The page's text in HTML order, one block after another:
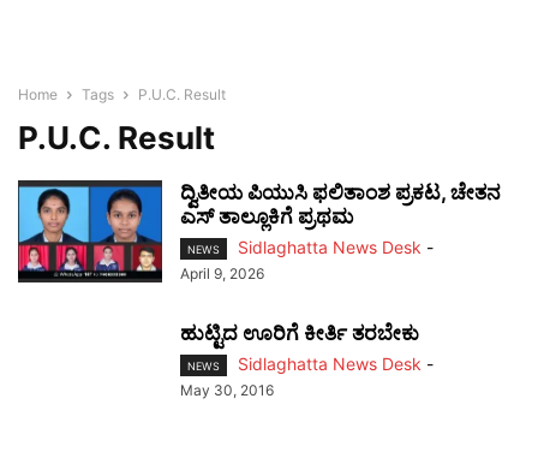
Home Tags P.U.C. Result
P.U.C. Result
ದ್ವಿತೀಯ ಪಿಯುಸಿ ಫಲಿತಾಂಶ ಪ್ರಕಟ, ಚೇತನ
ಎಸ್ ತಾಲ್ಲೂಕಿಗೆ ಪ್ರಥಮ
NEWS Sidlaghatta News Desk -
April 9, 2026
ಹುಟ್ಟಿದ ಊರಿಗೆ ಕೀರ್ತಿ ತರಬೇಕು
NEWS Sidlaghatta News Desk -
May 30, 2016